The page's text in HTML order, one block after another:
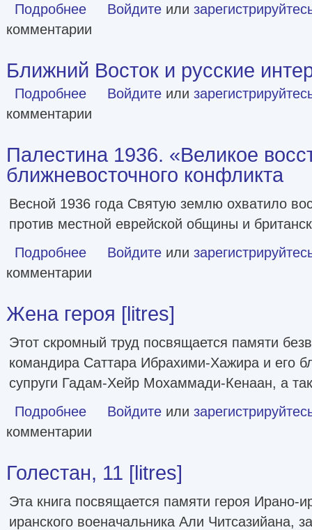
Подробнее о Ближний Восток, Византия, Славяне
Войдите или
комментарии
Ближний Восток и русские
Подробнее о Ближний Восток и русские интересы [СИ]
Войдите или
комментарии
Палестина 1936. «Великое
ближневосточного конфликта
Весной 1936 года Святую землю охватило
против местной еврейской общины и
Подробнее о Палестина 1936. «Великое восстание» и корни
Войдите или
комментарии
Жена героя [litres]
Этот скромный труд посвящается памяти
командира Саттара Ибрахими-Хажира и его
супруги Гадам-Хейр Мохаммади-Кенаан, а
Подробнее о Жена героя [litres]
Войдите или
комментарии
Голестан, 11 [litres]
Эта книга посвящается памяти героя Ирано-
иранского военачальника Али Читсазийана,